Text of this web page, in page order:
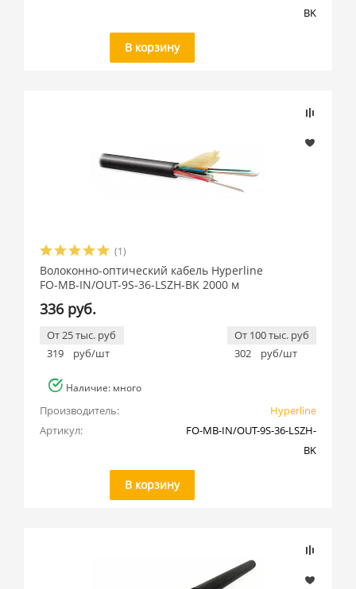
1)
SINELLS (2)
1)
BK
В корзину
(1)
Волоконно-оптический кабель Hyperline
FO-MB-IN/OUT-9S-36-LSZH-BK 2000 м
336 руб.
От 25 тыс. руб
319
руб/шт
От 100 тыс. руб
302
руб/шт
Наличие: много
Производитель:
Hyperline
Артикул:
FO-MB-IN/OUT-9S-36-LSZH-
BK
В корзину